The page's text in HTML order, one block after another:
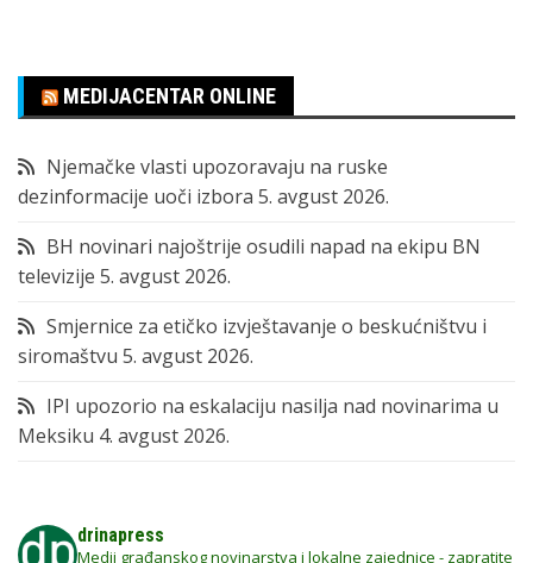
MEDIJACENTAR ONLINE
Njemačke vlasti upozoravaju na ruske
dezinformacije uoči izbora 5. avgust 2026.
BH novinari najoštrije osudili napad na ekipu BN
televizije 5. avgust 2026.
Smjernice za etičko izvještavanje o beskućništvu i
siromaštvu 5. avgust 2026.
IPI upozorio na eskalaciju nasilja nad novinarima u
Meksiku 4. avgust 2026.
drinapress
Medij građanskog novinarstva i lokalne zajednice - zapratite